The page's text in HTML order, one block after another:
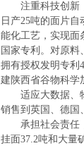
注重科技创新，
日产25吨的面片
能化工艺，实现面
国家专利。对原
拥有授权发明专利
建陕西省谷物科学
适应大数据、物
销售到英国、德国
承担社会责任，
挂面37.2吨和大量